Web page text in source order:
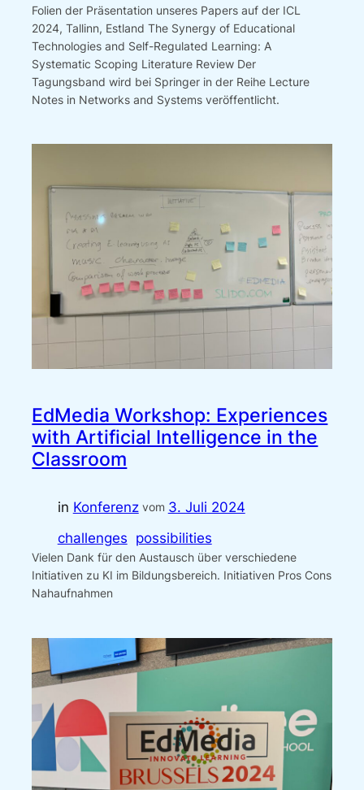
Folien der Präsentation unseres Papers auf der ICL
2024, Tallinn, Estland The Synergy of Educational
Technologies and Self-Regulated Learning: A
Systematic Scoping Literature Review Der
Tagungsband wird bei Springer in der Reihe Lecture
Notes in Networks and Systems veröffentlicht.
EdMedia Workshop: Experiences
with Artificial Intelligence in the
Classroom
in Konferenz vom 3. Juli 2024
challenges possibilities
Vielen Dank für den Austausch über verschiedene
Initiativen zu KI im Bildungsbereich. Initiativen Pros Cons
Nahaufnahmen